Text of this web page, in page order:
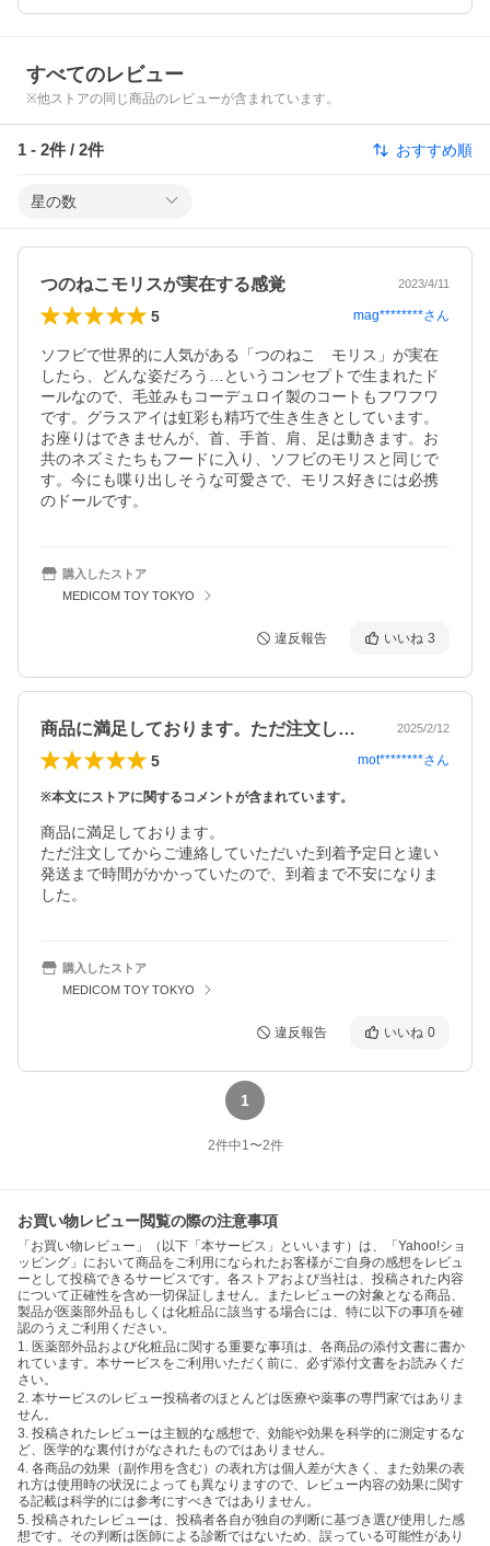
すべてのレビュー
※他ストアの同じ商品のレビューが含まれています。
1 - 2件 / 2件 おすすめ順
星の数
つのねこモリスが実在する感覚 2023/4/11
5 mag********さん
ソフビで世界的に人気がある「つのねこ　モリス」が実在
したら、どんな姿だろう…というコンセプトで生まれたド
ールなので、毛並みもコーデュロイ製のコートもフワフワ
です。グラスアイは虹彩も精巧で生き生きとしています。
お座りはできませんが、首、手首、肩、足は動きます。お
共のネズミたちもフードに入り、ソフビのモリスと同じで
す。今にも喋り出しそうな可愛さで、モリス好きには必携
のドールです。
購入したストア
MEDICOM TOY TOKYO
違反報告 いいね 3
商品に満足しております。ただ注文してか… 2025/2/12
5 mot********さん
※本文にストアに関するコメントが含まれています。
商品に満足しております。
ただ注文してからご連絡していただいた到着予定日と違い
発送まで時間がかかっていたので、到着まで不安になりま
した。
購入したストア
MEDICOM TOY TOKYO
違反報告 いいね 0
1
2件中1〜2件
お買い物レビュー閲覧の際の注意事項
「お買い物レビュー」（以下「本サービス」といいます）は、「Yahoo!ショ
ッピング」において商品をご利用になられたお客様がご自身の感想をレビュ
ーとして投稿できるサービスです。各ストアおよび当社は、投稿された内容
について正確性を含め一切保証しません。またレビューの対象となる商品、
製品が医薬部外品もしくは化粧品に該当する場合には、特に以下の事項を確
認のうえご利用ください。
1. 医薬部外品および化粧品に関する重要な事項は、各商品の添付文書に書か
れています。本サービスをご利用いただく前に、必ず添付文書をお読みくだ
さい。
2. 本サービスのレビュー投稿者のほとんどは医療や薬事の専門家ではありま
せん。
3. 投稿されたレビューは主観的な感想で、効能や効果を科学的に測定するな
ど、医学的な裏付けがなされたものではありません。
4. 各商品の効果（副作用を含む）の表れ方は個人差が大きく、また効果の表
れ方は使用時の状況によっても異なりますので、レビュー内容の効果に関す
る記載は科学的には参考にすべきではありません。
5. 投稿されたレビューは、投稿者各自が独自の判断に基づき選び使用した感
想です。その判断は医師による診断ではないため、誤っている可能性があり